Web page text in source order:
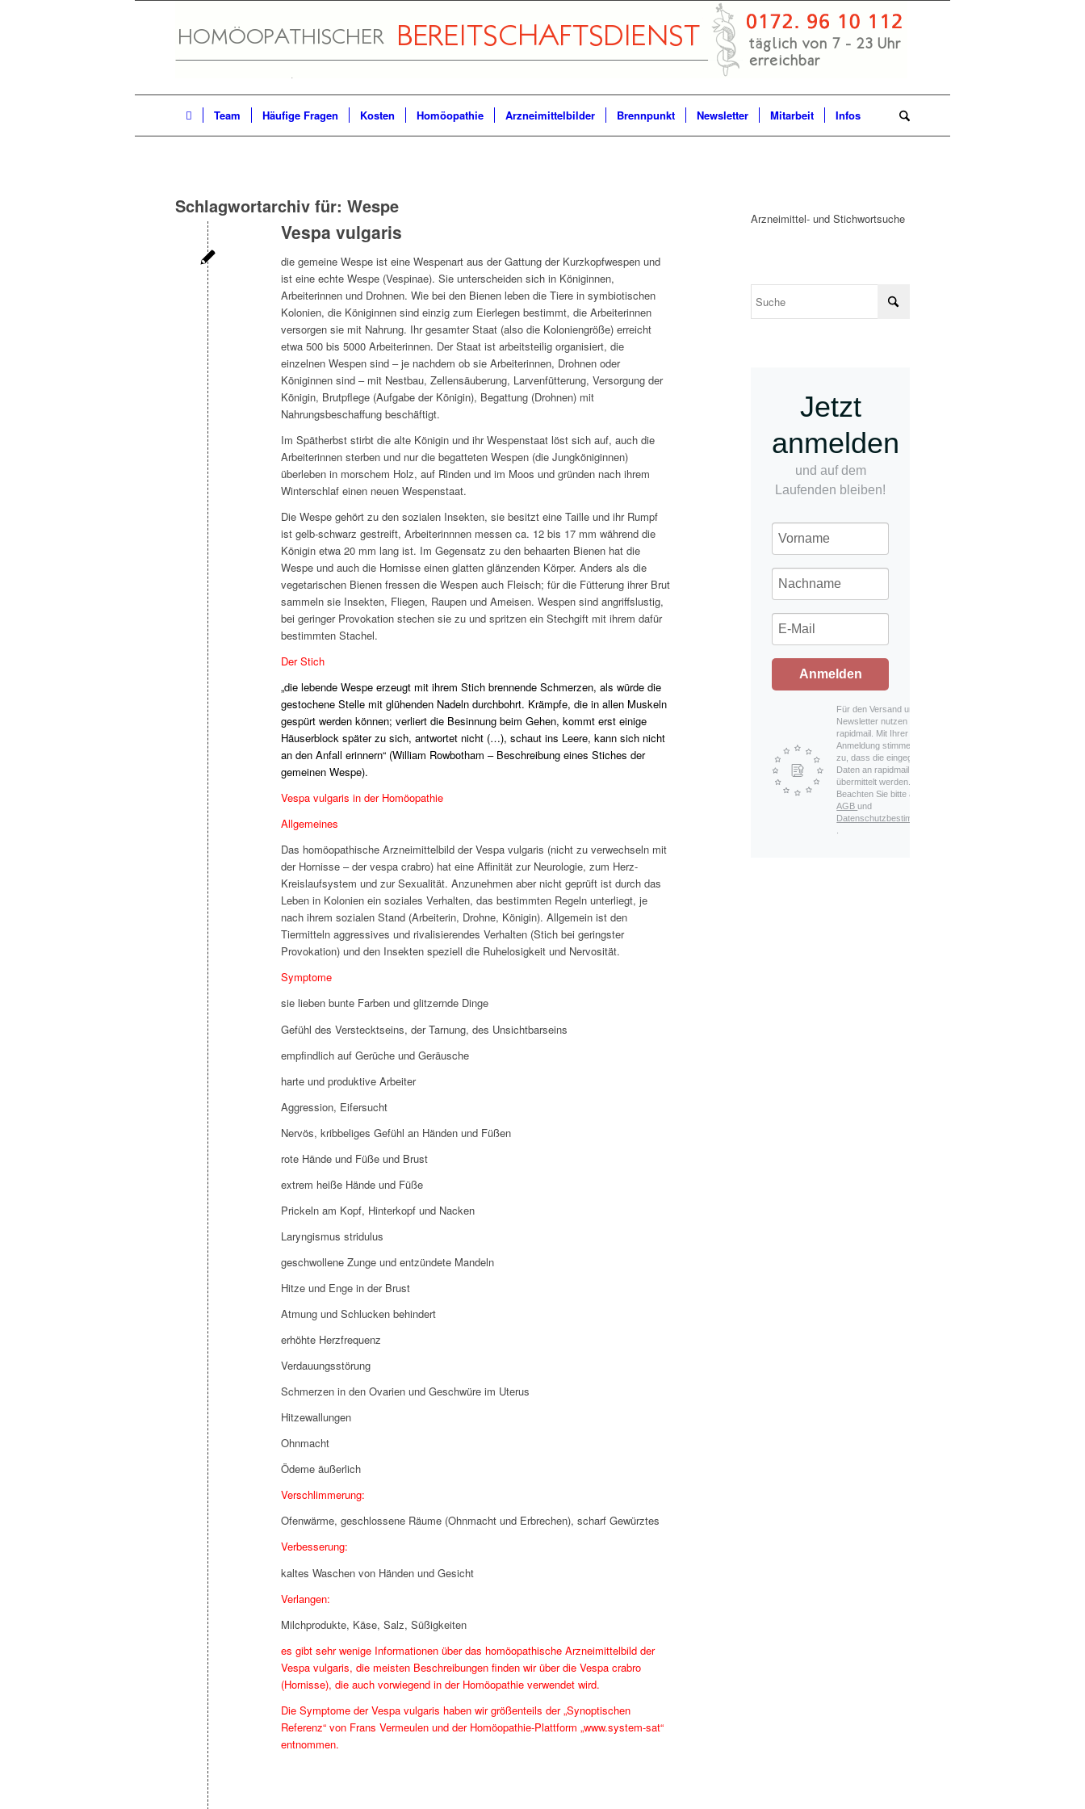
Team Häufige Fragen Kosten Homöopathie Arzneimittelbilder Brennpunkt Newsletter Mitarbeit Infos
Schlagwortarchiv für: Wespe
Vespa vulgaris
die gemeine Wespe ist eine Wespenart aus der Gattung der Kurzkopfwespen und
ist eine echte Wespe (Vespinae). Sie unterscheiden sich in Königinnen,
Arbeiterinnen und Drohnen. Wie bei den Bienen leben die Tiere in symbiotischen
Kolonien, die Königinnen sind einzig zum Eierlegen bestimmt, die Arbeiterinnen
versorgen sie mit Nahrung. Ihr gesamter Staat (also die Koloniengröße) erreicht
etwa 500 bis 5000 Arbeiterinnen. Der Staat ist arbeitsteilig organisiert, die
einzelnen Wespen sind – je nachdem ob sie Arbeiterinnen, Drohnen oder
Königinnen sind – mit Nestbau, Zellensäuberung, Larvenfütterung, Versorgung der
Königin, Brutpflege (Aufgabe der Königin), Begattung (Drohnen) mit
Nahrungsbeschaffung beschäftigt.
Im Spätherbst stirbt die alte Königin und ihr Wespenstaat löst sich auf, auch die
Arbeiterinnen sterben und nur die begatteten Wespen (die Jungköniginnen)
überleben in morschem Holz, auf Rinden und im Moos und gründen nach ihrem
Winterschlaf einen neuen Wespenstaat.
Die Wespe gehört zu den sozialen Insekten, sie besitzt eine Taille und ihr Rumpf
ist gelb-schwarz gestreift, Arbeiterinnnen messen ca. 12 bis 17 mm während die
Königin etwa 20 mm lang ist. Im Gegensatz zu den behaarten Bienen hat die
Wespe und auch die Hornisse einen glatten glänzenden Körper. Anders als die
vegetarischen Bienen fressen die Wespen auch Fleisch; für die Fütterung ihrer Brut
sammeln sie Insekten, Fliegen, Raupen und Ameisen. Wespen sind angriffslustig,
bei geringer Provokation stechen sie zu und spritzen ein Stechgift mit ihrem dafür
bestimmten Stachel.
Der Stich
„die lebende Wespe erzeugt mit ihrem Stich brennende Schmerzen, als würde die
gestochene Stelle mit glühenden Nadeln durchbohrt. Krämpfe, die in allen Muskeln
gespürt werden können; verliert die Besinnung beim Gehen, kommt erst einige
Häuserblock später zu sich, antwortet nicht (…), schaut ins Leere, kann sich nicht
an den Anfall erinnern“ (William Rowbotham – Beschreibung eines Stiches der
gemeinen Wespe).
Vespa vulgaris in der Homöopathie
Allgemeines
Das homöopathische Arzneimittelbild der Vespa vulgaris (nicht zu verwechseln mit
der Hornisse – der vespa crabro) hat eine Affinität zur Neurologie, zum Herz-
Kreislaufsystem und zur Sexualität. Anzunehmen aber nicht geprüft ist durch das
Leben in Kolonien ein soziales Verhalten, das bestimmten Regeln unterliegt, je
nach ihrem sozialen Stand (Arbeiterin, Drohne, Königin). Allgemein ist den
Tiermitteln aggressives und rivalisierendes Verhalten (Stich bei geringster
Provokation) und den Insekten speziell die Ruhelosigkeit und Nervosität.
Symptome
sie lieben bunte Farben und glitzernde Dinge
Gefühl des Verstecktseins, der Tarnung, des Unsichtbarseins
empfindlich auf Gerüche und Geräusche
harte und produktive Arbeiter
Aggression, Eifersucht
Nervös, kribbeliges Gefühl an Händen und Füßen
rote Hände und Füße und Brust
extrem heiße Hände und Füße
Prickeln am Kopf, Hinterkopf und Nacken
Laryngismus stridulus
geschwollene Zunge und entzündete Mandeln
Hitze und Enge in der Brust
Atmung und Schlucken behindert
erhöhte Herzfrequenz
Verdauungsstörung
Schmerzen in den Ovarien und Geschwüre im Uterus
Hitzewallungen
Ohnmacht
Ödeme äußerlich
Verschlimmerung:
Ofenwärme, geschlossene Räume (Ohnmacht und Erbrechen), scharf Gewürztes
Verbesserung:
kaltes Waschen von Händen und Gesicht
Verlangen:
Milchprodukte, Käse, Salz, Süßigkeiten
es gibt sehr wenige Informationen über das homöopathische Arzneimittelbild der
Vespa vulgaris, die meisten Beschreibungen finden wir über die Vespa crabro
(Hornisse), die auch vorwiegend in der Homöopathie verwendet wird.
Die Symptome der Vespa vulgaris haben wir größenteils der „Synoptischen
Referenz“ von Frans Vermeulen und der Homöopathie-Plattform „www.system-sat“
entnommen.
Arzneimittel- und Stichwortsuche
Jetzt
anmelden
und auf dem
Laufenden bleiben!
Anmelden
Für den Versand unserer
Newsletter nutzen wir
rapidmail. Mit Ihrer
Anmeldung stimmen Sie
zu, dass die eingegebenen
Daten an rapidmail
übermittelt werden.
Beachten Sie bitte auch die
AGBund
Datenschutzbestimmungen